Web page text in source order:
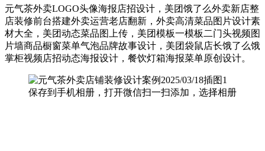
元气茶外卖LOGO头像海报店招设计，美团饿了么外卖新店整
店装修前台搭建外卖运营老店翻新，外卖高清菜品图片设计素
材大全，美团动态菜品图上传，美团模板一模板二门头视频图
片墙商品橱窗菜单气泡品牌故事设计，美团袋鼠店长饿了么饿
掌柜视频店招动态海报设计，餐饮灯箱海报菜单原创设计。
保存到手机相册，打开微信扫一扫添加，选择相册